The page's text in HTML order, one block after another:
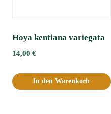
Hoya kentiana variegata
14,00 €
In den Warenkorb